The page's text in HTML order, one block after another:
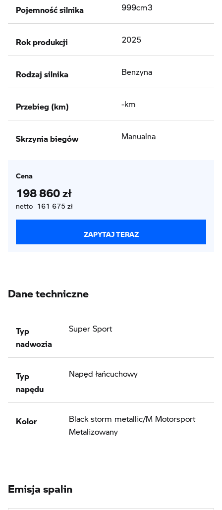
Pojemność silnika 999cm3
Rok produkcji 2025
Rodzaj silnika Benzyna
Przebieg (km) -km
Skrzynia biegów Manualna
Cena
198 860 zł
netto 161 675 zł
ZAPYTAJ TERAZ
Dane techniczne
Typ
nadwozia
Super Sport
Typ
napędu
Napęd łańcuchowy
Kolor
Black storm metallic/M Motorsport
Metalizowany
Emisja spalin